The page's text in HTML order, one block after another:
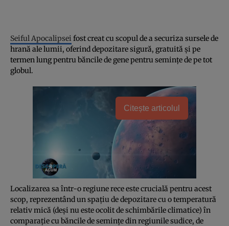
Seiful Apocalipsei fost creat cu scopul de a securiza sursele de
hrană ale lumii, oferind depozitare sigură, gratuită și pe
termen lung pentru băncile de gene pentru semințe de pe tot
globul.
Citește articolul
Localizarea sa într-o regiune rece este crucială pentru acest
scop, reprezentând un spațiu de depozitare cu o temperatură
relativ mică (deși nu este ocolit de schimbările climatice) în
comparație cu băncile de semințe din regiunile sudice, de